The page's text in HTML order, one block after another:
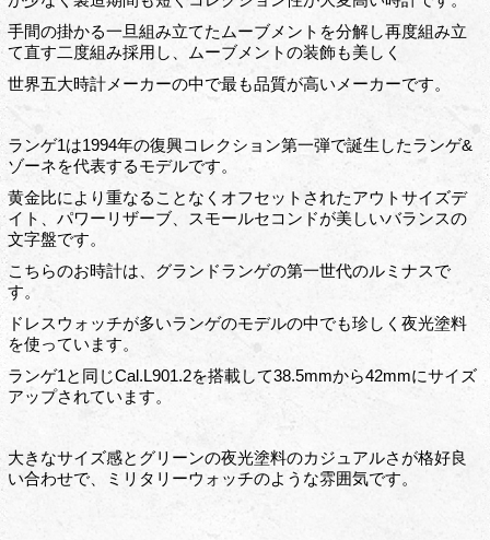
手間の掛かる一旦組み立てたムーブメントを分解し再度組み立
て直す二度組み採用し、ムーブメントの装飾も美しく
世界五大時計メーカーの中で最も品質が高いメーカーです。
ランゲ1は1994年の復興コレクション第一弾で誕生したランゲ&
ゾーネを代表するモデルです。
黄金比により重なることなくオフセットされたアウトサイズデ
イト、パワーリザーブ、スモールセコンドが美しいバランスの
文字盤です。
こちらのお時計は、グランドランゲの第一世代のルミナスで
す。
ドレスウォッチが多いランゲのモデルの中でも珍しく夜光塗料
を使っています。
ランゲ1と同じCal.L901.2を搭載して38.5mmから42mmにサイズ
アップされています。
大きなサイズ感とグリーンの夜光塗料のカジュアルさが格好良
い合わせで、ミリタリーウォッチのような雰囲気です。